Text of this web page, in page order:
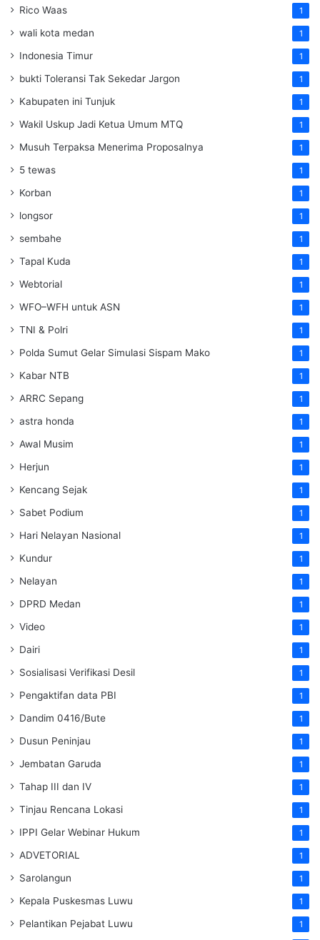
Rico Waas 1
wali kota medan 1
Indonesia Timur 1
bukti Toleransi Tak Sekedar Jargon 1
Kabupaten ini Tunjuk 1
Wakil Uskup Jadi Ketua Umum MTQ 1
Musuh Terpaksa Menerima Proposalnya 1
5 tewas 1
Korban 1
longsor 1
sembahe 1
Tapal Kuda 1
Webtorial 1
WFO–WFH untuk ASN 1
TNI & Polri 1
Polda Sumut Gelar Simulasi Sispam Mako 1
Kabar NTB 1
ARRC Sepang 1
astra honda 1
Awal Musim 1
Herjun 1
Kencang Sejak 1
Sabet Podium 1
Hari Nelayan Nasional 1
Kundur 1
Nelayan 1
DPRD Medan 1
Video 1
Dairi 1
Sosialisasi Verifikasi Desil 1
Pengaktifan data PBI 1
Dandim 0416/Bute 1
Dusun Peninjau 1
Jembatan Garuda 1
Tahap III dan IV 1
Tinjau Rencana Lokasi 1
IPPI Gelar Webinar Hukum 1
ADVETORIAL 1
Sarolangun 1
Kepala Puskesmas Luwu 1
Pelantikan Pejabat Luwu 1